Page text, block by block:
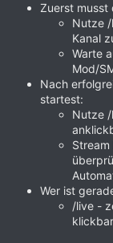
Zuerst musst
Nutze
Kanal
Warte
Mod/
Nach
startest:
Nutze /
Wer ist
/live -